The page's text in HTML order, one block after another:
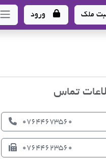
ملک ورود
تماس
07644673560
07644623560